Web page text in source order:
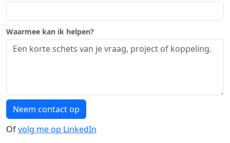
Waarmee kan ik helpen?
Neem contact op
Ofvolg me op LinkedIn